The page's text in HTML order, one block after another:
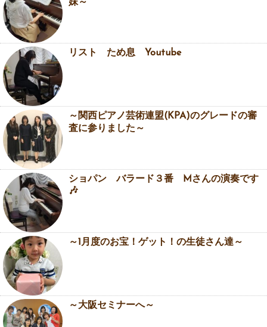
妹～
リスト ため息 Youtube
～関西ピアノ芸術連盟(KPA)のグレードの審
査に参りました～
ショパン バラード３番 Mさんの演奏です
🎶
～1月度のお宝！ゲット！の生徒さん達～
～大阪セミナーへ～